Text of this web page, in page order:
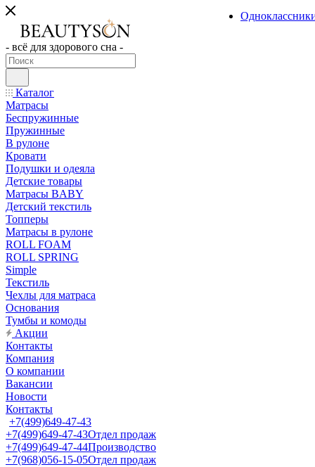
- всё для здорового сна -
Каталог
Матрасы
Беспружинные
Пружинные
В рулоне
Кровати
Подушки и одеяла
Детские товары
Матрасы BABY
Детский текстиль
Топперы
Матрасы в рулоне
ROLL FOAM
ROLL SPRING
Simple
Текстиль
Чехлы для матраса
Основания
Тумбы и комоды
Акции
Контакты
Компания
О компании
Вакансии
Новости
Контакты
+7(499)649-47-43
+7(499)649-47-43Отдел продаж
+7(499)649-47-44Производство
+7(968)056-15-05Отдел продаж